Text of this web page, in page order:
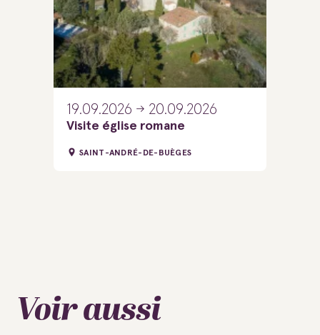
19.09.2026 20.09.2026
Visite église romane
SAINT-ANDRÉ-DE-BUÈGES
Voir aussi